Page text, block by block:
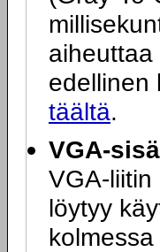
edellinen
täältä.
VGA-
VGA-
löytyy
kolmessa